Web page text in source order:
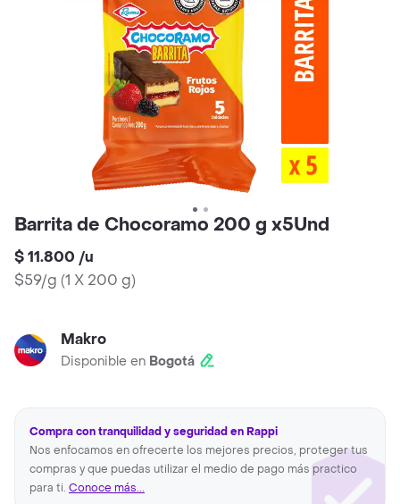
Barrita de Chocoramo 200 g x5Und
$ 11.800 /u
$59/g (1 X 200 g)
Makro
Disponible en Bogotá
Compra con tranquilidad y seguridad en Rappi
Nos enfocamos en ofrecerte los mejores precios, proteger tus
compras y que puedas utilizar el medio de pago más practico
para ti. Conoce más...